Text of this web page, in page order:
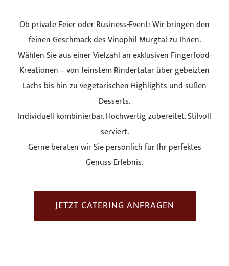
Ob private Feier oder Business-Event: Wir bringen den
feinen Geschmack des Vinophil Murgtal zu Ihnen.
Wählen Sie aus einer Vielzahl an exklusiven Fingerfood-
Kreationen – von feinstem Rindertatar über gebeizten
Lachs bis hin zu vegetarischen Highlights und süßen
Desserts.
Individuell kombinierbar. Hochwertig zubereitet. Stilvoll
serviert.
Gerne beraten wir Sie persönlich für Ihr perfektes
Genuss-Erlebnis.
JETZT CATERING ANFRAGEN